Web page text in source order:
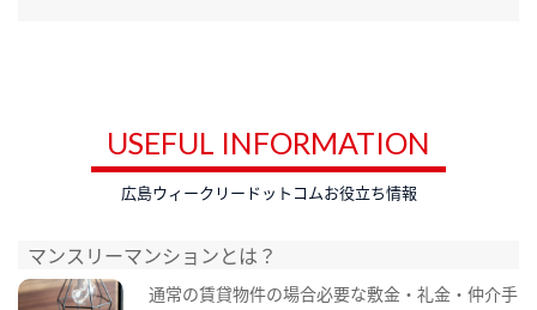
USEFUL INFORMATION
広島ウィークリードットコムお役立ち情報
マンスリーマンションとは？
通常の賃貸物件の場合必要な敷金・礼金・仲介手